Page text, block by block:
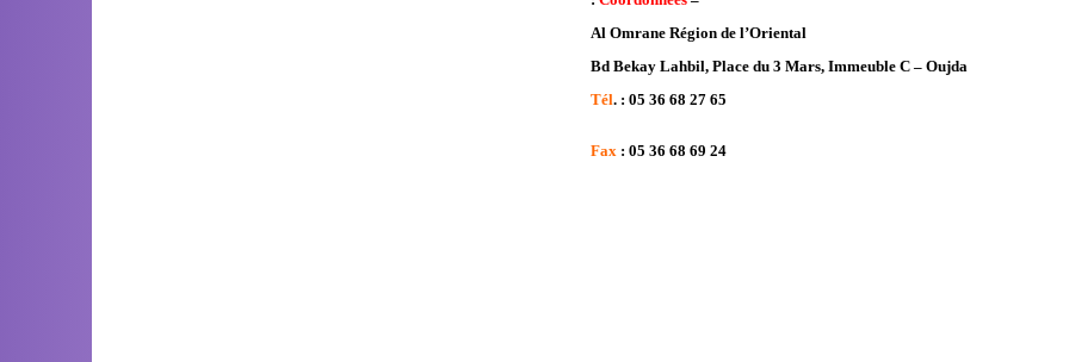
Al Omrane Région de l’Oriental
Bd Bekay Lahbil, Place du 3 Mars, Immeuble C – Oujda
Tél. : 05 36 68 27 65
Fax: 05 36 68 69 24